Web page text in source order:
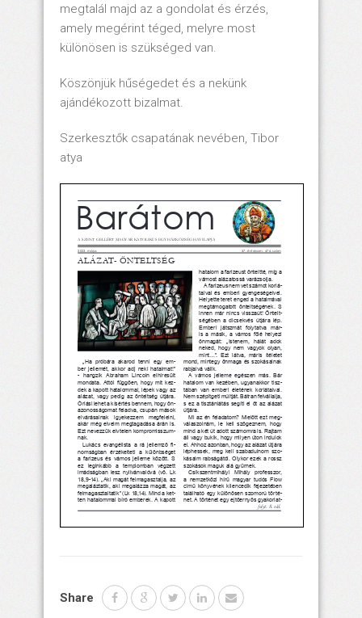
megtalál majd az a gondolat és érzés,
amely megérint téged, melyre most
különösen is szükséged van.
Köszönjük hűségedet és a nekünk
ajándékozott bizalmat.
Szerkesztők csapatának nevében, Tibor
atya
Share